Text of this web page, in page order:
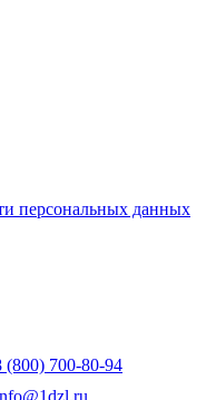
персональных данных
(800) 700-80-94